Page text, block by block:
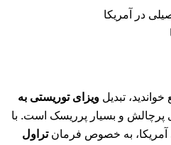
تبدیل ویزای توریستی به
پرچالش و بسیار پرریسک است. با
آمریکا، به خصوص فرمانتراول